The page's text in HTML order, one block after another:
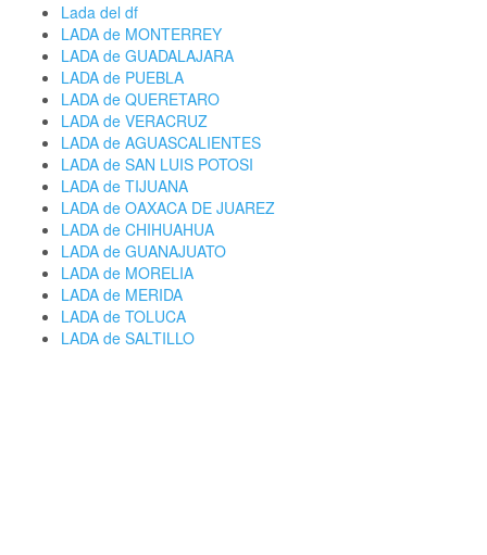
Lada del df
LADA de MONTERREY
LADA de GUADALAJARA
LADA de PUEBLA
LADA de QUERETARO
LADA de VERACRUZ
LADA de AGUASCALIENTES
LADA de SAN LUIS POTOSI
LADA de TIJUANA
LADA de OAXACA DE JUAREZ
LADA de CHIHUAHUA
LADA de GUANAJUATO
LADA de MORELIA
LADA de MERIDA
LADA de TOLUCA
LADA de SALTILLO